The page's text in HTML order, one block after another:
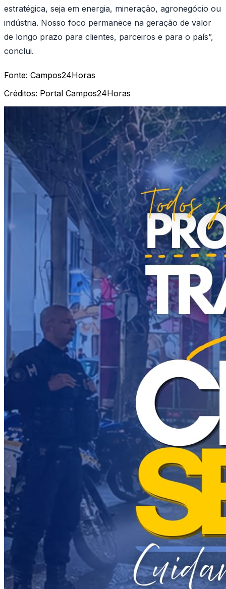
estratégica, seja em energia, mineração, agronegócio ou
indústria. Nosso foco permanece na geração de valor
de longo prazo para clientes, parceiros e para o país”,
conclui.
Fonte: Campos24Horas
Créditos: Portal Campos24Horas